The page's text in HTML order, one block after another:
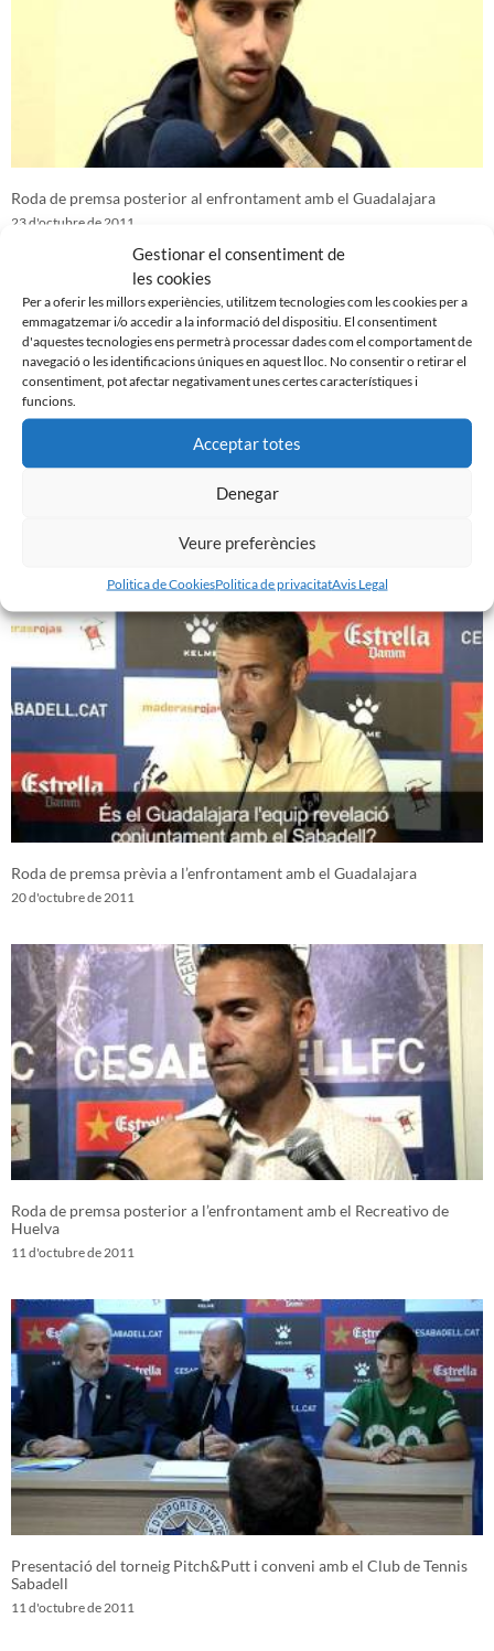
Gestionar el consentiment de
les cookies
Per a oferir les millors experiències, utilitzem tecnologies com les cookies per a
emmagatzemar i/o accedir a la informació del dispositiu. El consentiment
d'aquestes tecnologies ens permetrà processar dades com el comportament de
navegació o les identificacions úniques en aquest lloc. No consentir o retirar el
consentiment, pot afectar negativament unes certes característiques i
funcions.
Acceptar totes
Denegar
Veure preferències
Politica de CookiesPolitica de privacitatAvis Legal
Roda de premsa posterior al enfrontament amb el Guadalajara
23 d'octubre de 2011
Presentat el nou autocar oficial de l´equip
Roda de premsa prèvia a l’enfrontament amb el Guadalajara
20 d'octubre de 2011
Roda de premsa posterior a l’enfrontament amb el Recreativo de
Huelva
11 d'octubre de 2011
Presentació del torneig Pitch&Putt i conveni amb el Club de Tennis
Sabadell
11 d'octubre de 2011